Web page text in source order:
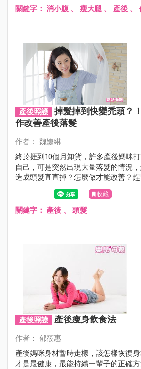
關鍵字： 消小腹、 瘦大腿、 產後、
產後照護
掉髮掉到快變禿頭？
作改善產後落髮
作者： 魏婕綝
終於捱到10個月卸貨，許多產後媽咪
自己，可是突然出現大量落髮的情況
造成頭髮直直掉？怎麼做才能改善？
的建議，讓媽咪恢復產前柔亮濃密的秀
收藏
關鍵字： 產後、 頭髮
產後照護 產後瘦身飲食法
作者： 郁筱惠
產後媽咪身材暫時走樣，該怎樣恢復身
才是最健康，最能持續一輩子的正確